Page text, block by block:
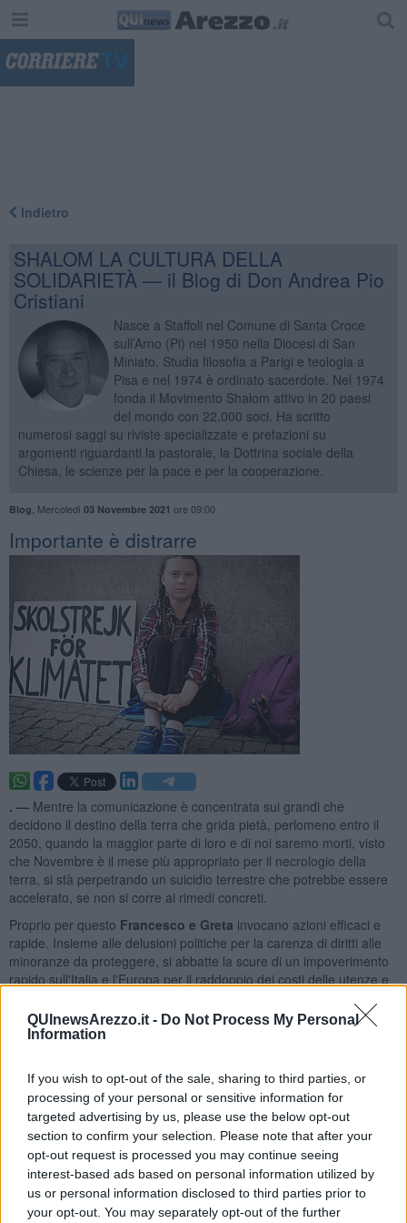
QUInewsArezzo.it - Do Not Process My Personal
Information
If you wish to opt-out of the sale, sharing to third parties, or
processing of your personal or sensitive information for
targeted advertising by us, please use the below opt-out
section to confirm your selection. Please note that after your
opt-out request is processed you may continue seeing
interest-based ads based on personal information utilized by
us or personal information disclosed to third parties prior to
your opt-out. You may separately opt-out of the further
Indietro
SHALOM LA CULTURA DELLA
SOLIDARIETÀ — il Blog di Don Andrea Pio
Cristiani
Nasce a Staffoli nel Comune di Santa Croce
sull’Arno (Pi) nel 1950 nella Diocesi di San
Miniato. Studia filosofia a Parigi e teologia a
Pisa e nel 1974 è ordinato sacerdote. Nel 1974
fonda il Movimento Shalom attivo in 20 paesi
del mondo con 22.000 soci. Ha scritto
numerosi saggi su riviste specializzate e prefazioni su
argomenti riguardanti la pastorale, la Dottrina sociale della
Chiesa, le scienze per la pace e per la cooperazione.
Blog Mercoledì 03 Novembre 2021 ore 09:00
Importante è distrarre
. — Mentre la comunicazione è concentrata sui grandi che
decidono il destino della terra che grida pietà, perlomeno entro il
2050, quando la maggior parte di loro e di noi saremo morti, visto
che Novembre è il mese più appropriato per il necrologio della
terra, si stà perpetrando un suicidio terrestre che potrebbe essere
accelerato, se non si corre ai rimedi concreti.
Proprio per questo Francesco e Greta invocano azioni efficaci e
rapide. Insieme alle delusioni politiche per la carenza di diritti alle
minoranze da proteggere, si abbatte la scure di un impoverimento
rapido sull'Italia e l'Europa per il raddoppio dei costi delle utenze e
petrolifere, delle imprese di armi, dei professionisti privilegiati,
perché i cittadini non ne possono fare a meno, come i settori privati
fregano le mani.
E sono proprio loro quelli ai quali paghiamo auto, autisti, treni, navi,
aerei, scorte.La maggioranza dei cittadini si collassa di fronte al
pieno di benzina o di metano e al costo sempre più insopportabile
del paniere della spesa, del vestiario e dei farmaci oramai alle